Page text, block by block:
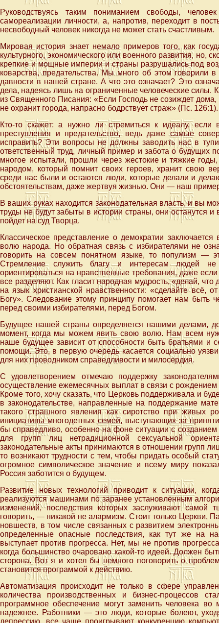
Руководствуясь таким пониманием свободы,
самореализации личности, а, напротив, переходит в
несвободный человек никогда не может стать счастливым.
Мировая история знает немало примеров того, как
культурного, экономического или военного развития, но,
крепкие и мощные империи и страны разрушались под
коварства, предательства. Мы много об этом говорили
давности в нашей стране. А что это означает? Это
дела, надеясь лишь на ограниченные человеческие силы.
из Священного Писания: «Если Господь не созиждет дома,
не охранит города, напрасно бодрствует страж» (Пс. 126:1).
Кто-то скажет: а нужно ли стремиться к идеалу, если
преступления и предательство, ведь даже самые
исправить? Эти вопросы не должны заводить нас в
ответственный труд, личный пример и забота о будущих
многое испытали, прошли через жестокие и тяжкие
народом, который помнит своих героев, хранит свою
среди нас были и остаются люди, которые делали и
обстоятельствам, даже жертвуя жизнью. Они — наш
В ваших руках находится законодательная власть, и вы
труды не будут забыты в истории страны, они останутся
пойдет на суд Творца.
Классическое представление о демократии
волю народа. Но обратная связь с избирателями не
говорить на совсем понятном языке, то популизм —
Стремление служить благу и интересам людей не
ориентироваться на нравственные требования, даже
все разделяют. Как гласит народная мудрость, «делай,
на язык христианской нравственности: «сделайте всё,
Богу». Следование этому принципу помогает нам быть
перед своими избирателями, перед Богом.
Будущее нашей страны определяется нашими делами,
момент, когда мы можем явить свою волю. Нам всем
наше будущее зависит от способности быть братьями и
помощи. Это, в первую очередь касается социально
для них проводником справедливости и милосердия.
С удовлетворением отмечаю поддержку
осуществление ежемесячных выплат в связи с
Кроме того, хочу сказать, что Церковь поддерживала и
в законодательстве, направленные на поддержание
такого страшного явления как сиротство при живых
инициативы многодетных семей, выступающих за
бы справедливо, особенно на фоне ситуации с
для групп лиц нетрадиционной сексуальной
законодательные акты принимаются в отношении групп
то возникают трудности с тем, чтобы придать особый
огромное символическое значение и всему миру
Россия заботится о будущем.
Развитие новых технологий приводит к ситуации,
реализуются машинами по заранее установленным
изменений, последствия которых заслуживают самой
говорить, — никакой не алармизм. Стоит только Церкви,
новшеств, в том числе связанных с развитием
определенные опасные последствия, как тут же на
выступает против прогресса. Нет, мы не против
когда большинство очаровано какой-то идеей. Должен
сторона. Вот я и хотел бы немного поговорить о
становится программой к действию.
Автоматизация происходит не только в сфере
количества производственных и бизнес-процессов
программное обеспечение могут заменить человека
надежнее. Работники — это люди, которые болеют,
депрессию, все чаще проигрывают конкуренцию